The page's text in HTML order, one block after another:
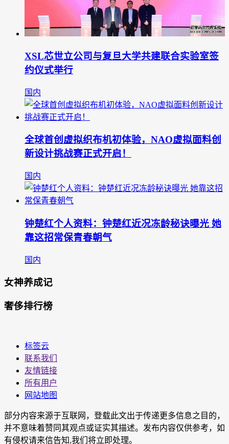
XSL芯世立公司与复旦大学共建联合实验室签
约仪式举行
国内
全球首创虚拟织布机初体验，NAO虚拟面料创
新设计挑战赛正式开启！
国内
钟楚红个人资料：钟楚红近况冻龄秘诀曝光 她
靠这招常保青春朝气
国内
女神养成记
奢侈排行榜
标签云
联系我们
友情链接
所有用户
网站地图
部分内容来源于互联网，登载此文出于传递更多信息之目的，
并不意味着赞同其观点或证实其描述。发布内容仅供参考，如
有侵权请来信告知,我们将立即处理。